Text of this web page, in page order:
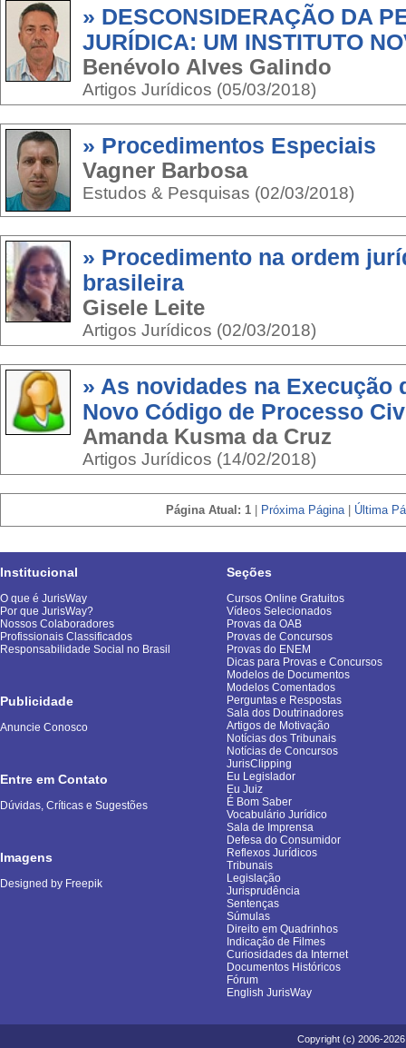
» DESCONSIDERAÇÃO DA
JURÍDICA: UM INSTITUTO
Benévolo Alves Galindo
Artigos Jurídicos (05/03/2018)
» Procedimentos Especiais
Vagner Barbosa
Estudos & Pesquisas (02/03/2018)
» Procedimento na ordem
brasileira
Gisele Leite
Artigos Jurídicos (02/03/2018)
» As novidades na Execução
Novo Código de Processo
Amanda Kusma da Cruz
Artigos Jurídicos (14/02/2018)
Página Atual: 1 Próxima Página Última
Institucional
O que é JurisWay
Por que JurisWay?
Nossos Colaboradores
Profissionais Classificados
Responsabilidade Social no Brasil
Publicidade
Anuncie Conosco
Entre em Contato
Dúvidas, Críticas e Sugestões
Imagens
Designed by Freepik
Seções
Cursos Online Gratuitos
Vídeos Selecionados
Provas da OAB
Provas de Concursos
Provas do ENEM
Dicas para Provas e Concursos
Modelos de Documentos
Modelos Comentados
Perguntas e Respostas
Sala dos Doutrinadores
Artigos de Motivação
Notícias dos Tribunais
Notícias de Concursos
JurisClipping
Eu Legislador
Eu Juiz
É Bom Saber
Vocabulário Jurídico
Sala de Imprensa
Defesa do Consumidor
Reflexos Jurídicos
Tribunais
Legislação
Jurisprudência
Sentenças
Súmulas
Direito em Quadrinhos
Indicação de Filmes
Curiosidades da Internet
Documentos Históricos
Fórum
English JurisWay
Copyright (c) 2006-